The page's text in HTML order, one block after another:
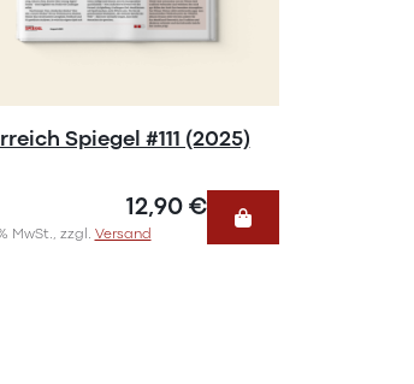
Spiegel #111 (2025)
12,90 €
MwSt., zzgl. Versand